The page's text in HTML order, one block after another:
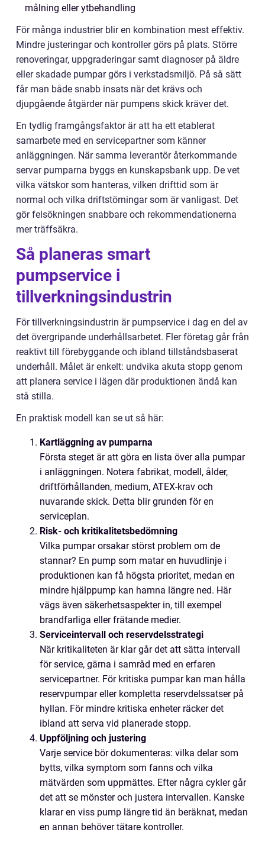
målning eller ytbehandling
För många industrier blir en kombination mest effektiv.
Mindre justeringar och kontroller görs på plats. Större
renoveringar, uppgraderingar samt diagnoser på äldre
eller skadade pumpar görs i verkstadsmiljö. På så sätt
får man både snabb insats när det krävs och
djupgående åtgärder när pumpens skick kräver det.
En tydlig framgångsfaktor är att ha ett etablerat
samarbete med en servicepartner som känner
anläggningen. När samma leverantör återkommande
servar pumparna byggs en kunskapsbank upp. De vet
vilka vätskor som hanteras, vilken drifttid som är
normal och vilka driftstörningar som är vanligast. Det
gör felsökningen snabbare och rekommendationerna
mer träffsäkra.
Så planeras smart
pumpservice i
tillverkningsindustrin
För tillverkningsindustrin är pumpservice i dag en del av
det övergripande underhållsarbetet. Fler företag går från
reaktivt till förebyggande och ibland tillståndsbaserat
underhåll. Målet är enkelt: undvika akuta stopp genom
att planera service i lägen där produktionen ändå kan
stå stilla.
En praktisk modell kan se ut så här:
Kartläggning av pumparna
Första steget är att göra en lista över alla pumpar
i anläggningen. Notera fabrikat, modell, ålder,
driftförhållanden, medium, ATEX-krav och
nuvarande skick. Detta blir grunden för en
serviceplan.
Risk- och kritikalitetsbedömning
Vilka pumpar orsakar störst problem om de
stannar? En pump som matar en huvudlinje i
produktionen kan få högsta prioritet, medan en
mindre hjälppump kan hamna längre ned. Här
vägs även säkerhetsaspekter in, till exempel
brandfarliga eller frätande medier.
Serviceintervall och reservdelsstrategi
När kritikaliteten är klar går det att sätta intervall
för service, gärna i samråd med en erfaren
servicepartner. För kritiska pumpar kan man hålla
reservpumpar eller kompletta reservdelssatser på
hyllan. För mindre kritiska enheter räcker det
ibland att serva vid planerade stopp.
Uppföljning och justering
Varje service bör dokumenteras: vilka delar som
bytts, vilka symptom som fanns och vilka
mätvärden som uppmättes. Efter några cykler går
det att se mönster och justera intervallen. Kanske
klarar en viss pump längre tid än beräknat, medan
en annan behöver tätare kontroller.